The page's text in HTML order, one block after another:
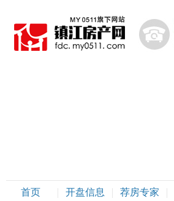
首页 开盘信息 荐房专家